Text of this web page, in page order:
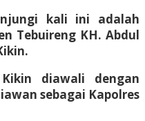
kali ini adalah
Tebuireng KH. Abdul
diawali dengan
sebagai Kapolres